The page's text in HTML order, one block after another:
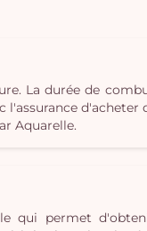
La durée de
d'acheter
Aquarelle.
qui permet